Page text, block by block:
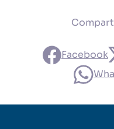
Facebook